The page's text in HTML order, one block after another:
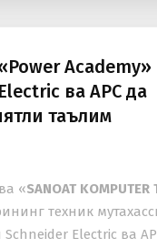
Academy»
ва APC да
таълим
«SANOAT KOMPUTER
теxник
Electric ва